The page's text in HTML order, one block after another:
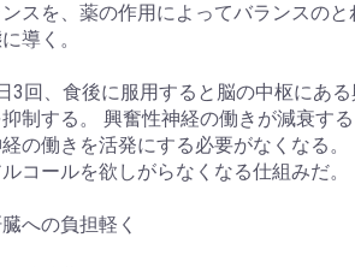
スを、薬の作用によってバランスのと
導く。
3回、食後に服用すると脳の中枢にあ
抑制する。 興奮性神経の働きが減衰す
の働きを活発にする必要がなくなる。
コールを欲しがらなくなる仕組みだ。
への負担軽く